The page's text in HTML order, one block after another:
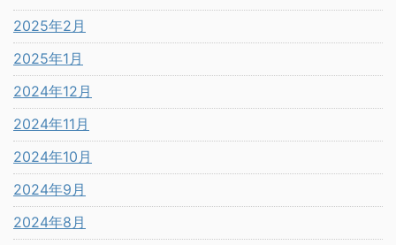
2025年2月
2025年1月
2024年12月
2024年11月
2024年10月
2024年9月
2024年8月